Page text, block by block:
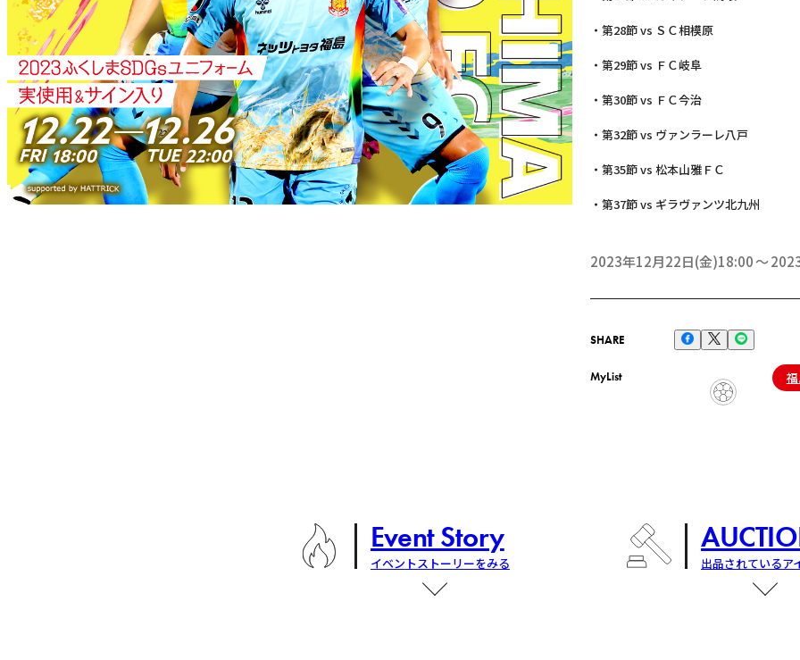
・第28節 vs ＳＣ相模原
・第29節 vs ＦＣ岐阜
・第30節 vs ＦＣ今治
・第32節 vs ヴァンラーレ八戸
・第35節 vs 松本山雅ＦＣ
・第37節 vs ギラヴァンツ北九州
2023年12月22日(金)18:00
SHARE
MyList
Event Story
イベントストーリーをみる 出品されているア